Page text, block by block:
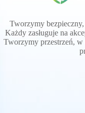
Tworzymy
Każdy zasługuje na
Tworzymy przestrzeń, w